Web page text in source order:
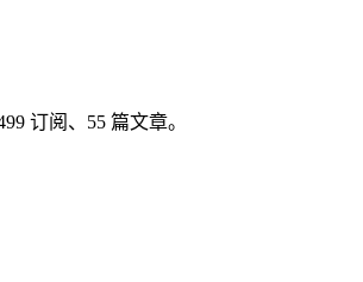
订阅、 55 篇文章。